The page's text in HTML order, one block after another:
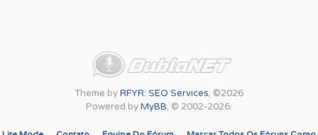
Theme byRFYR: SEO Services, ©2026
Powered byMyBB, © 2002-2026.